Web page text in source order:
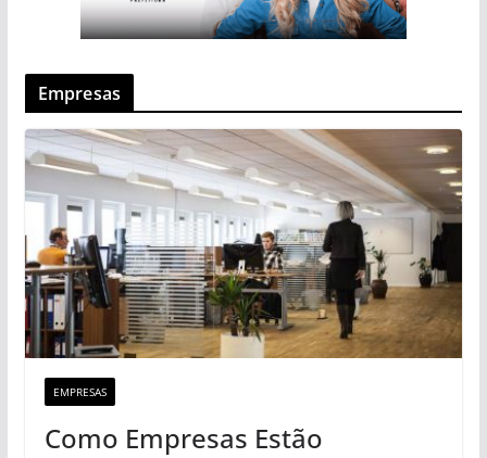
Empresas
EMPRESAS
Como Empresas Estão